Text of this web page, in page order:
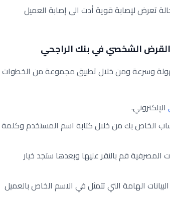
لإصابة قوية أدت الى إصابة العميل
الشخصي في بنك الراجحي
وسرعة ومن خلال تطبيق مجموعة من الخطوات
الإلكتروني.
الخاص بك من خلال كتابة اسم المستخدم وكلمة
قم بالنقر عليها وبعدها ستجد خيار
الهامة التي تتمثل في الاسم الخاص بالعميل